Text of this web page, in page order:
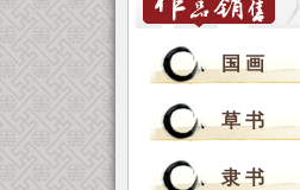
国 画
草 书
隶 书